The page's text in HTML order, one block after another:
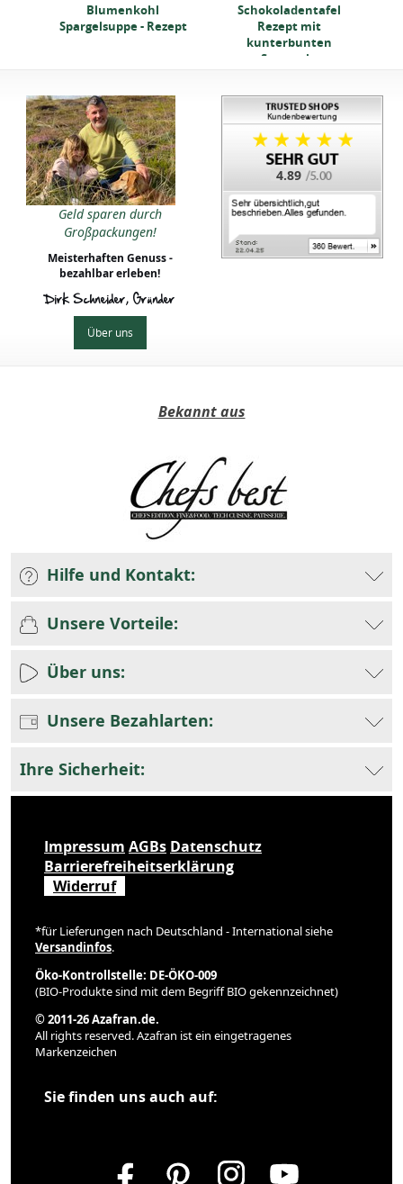
Blumenkohl
Spargelsuppe - Rezept
Schokoladentafel
Rezept mit
kunterbunten
Streuseln
Geld sparen durch
Großpackungen!
Meisterhaften Genuss -
bezahlbar erleben!
Dirk Schneider, Gründer
Über uns
4.89
Bekannt aus
Hilfe und Kontakt:
Unsere Vorteile:
Über uns:
Unsere Bezahlarten:
Ihre Sicherheit:
Impressum AGBs Datenschutz
Barrierefreiheitserklärung
Widerruf
*für Lieferungen nach Deutschland - International siehe
Versandinfos.
Öko-Kontrollstelle: DE-ÖKO-009
(BIO-Produkte sind mit dem Begriff BIO gekennzeichnet)
© 2011-26 Azafran.de.
All rights reserved. Azafran ist ein eingetragenes
Markenzeichen
Sie finden uns auch auf: